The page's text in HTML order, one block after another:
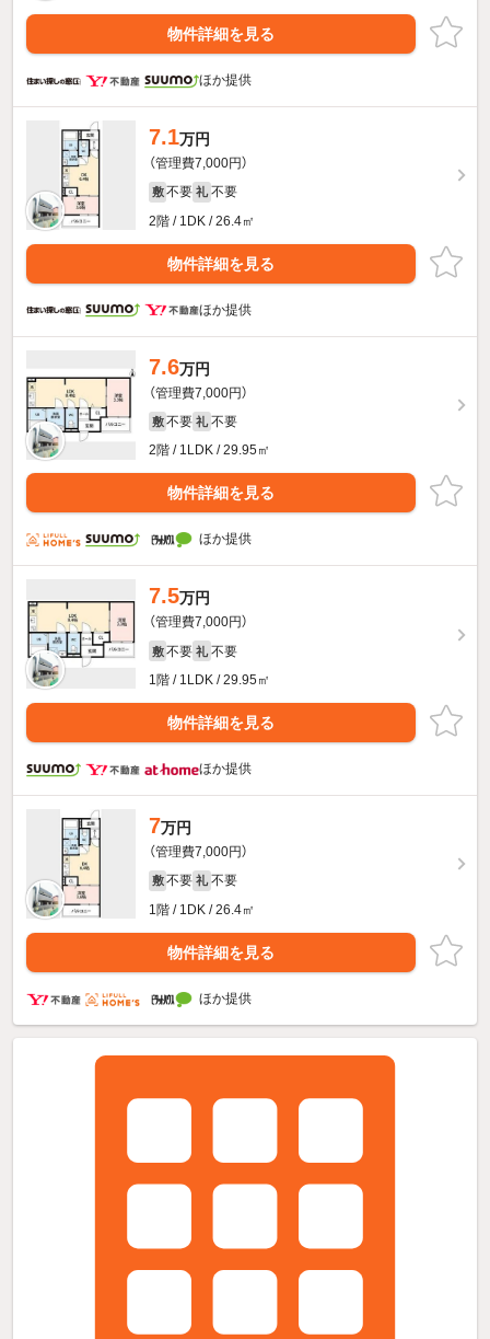
物件詳細を見る
ほか提供
7.1万円
（管理費7,000円）
敷 不要 礼 不要
2階 / 1DK / 26.4㎡
物件詳細を見る
ほか提供
7.6万円
（管理費7,000円）
敷 不要 礼 不要
2階 / 1LDK / 29.95㎡
物件詳細を見る
ほか提供
7.5万円
（管理費7,000円）
敷 不要 礼 不要
1階 / 1LDK / 29.95㎡
物件詳細を見る
ほか提供
7万円
（管理費7,000円）
敷 不要 礼 不要
1階 / 1DK / 26.4㎡
物件詳細を見る
ほか提供